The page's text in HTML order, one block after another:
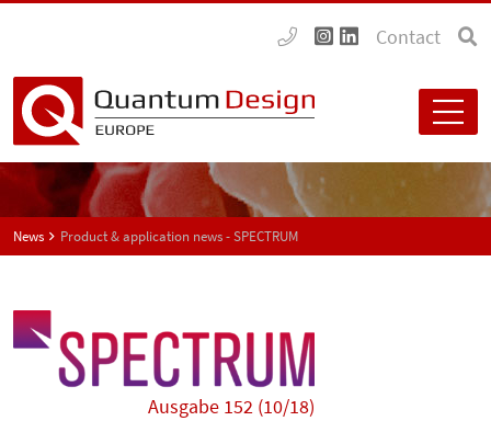
Contact
News Product & application news - SPECTRUM
Ausgabe 152 (10/18)